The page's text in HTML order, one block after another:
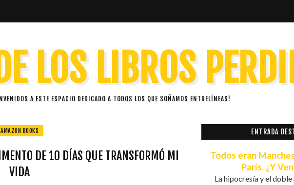
LOS LIBROS
A ESTE ESPACIO DEDICADO A TODOS LOS QUE SOÑAMOS ENTRELÍNEAS!
AMAZON BOOKS
DE 10 DÍAS QUE TRANSFORMÓ MI
VIDA
ENTRADA
Todos eran
París. ¿Y
La hipocresía y el